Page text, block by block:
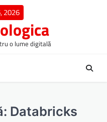
2026
o lume digitală
Databricks